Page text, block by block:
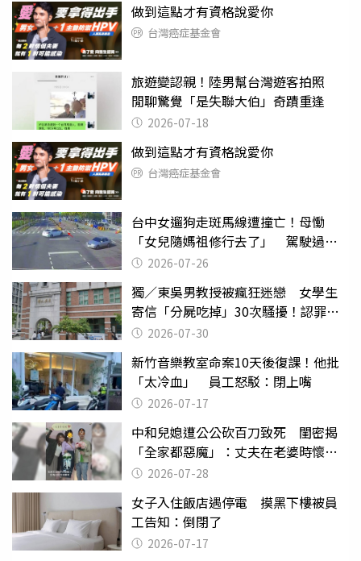
做到這點才有資格說愛你
台灣癌症基金會
旅遊變認親！陸男幫台灣遊客拍照
閒聊驚覺「是失聯大伯」奇蹟重逢
2026-07-18
做到這點才有資格說愛你
台灣癌症基金會
台中女遛狗走斑馬線遭撞亡！母慟
「女兒隨媽祖修行去了」 駕駛過失
致死判9月
2026-07-26
獨／東吳男教授被瘋狂迷戀 女學生
寄信「分屍吃掉」30次騷擾！認罪免
關 2026-07-30
新竹音樂教室命案10天後復課！他批
「太冷血」 員工怒駁：閉上嘴
2026-07-17
中和兒媳遭公公砍百刀致死 閨密揭
「全家都惡魔」：丈夫在老婆時懷孕
摔東西
2026-07-28
女子入住飯店遇停電 摸黑下樓被員
工告知：倒閉了
2026-07-17